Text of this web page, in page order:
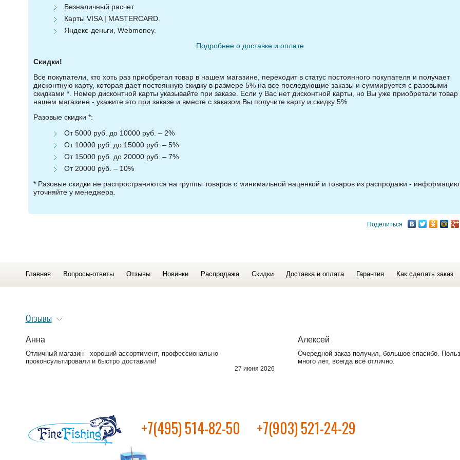
Безналичный расчет.
Карты VISA | MASTERCARD.
Яндекс-деньги, Webmoney.
Подробнее о доставке и оплате
Скидки!
Все покупатели, кто хоть раз приобретал товар в нашем магазине, переходит в статус постоянного покупателя и получает
дисконтную карту, которая дает постоянную скидку в размере 5% на все последующие заказы и суммируется с разовыми
скидками *. Номер дисконтной карты указывайте при заказе. Если у Вас нет дисконтной карты, но Вы уже приобретали товар
нашем магазине - укажите это при заказе и вместе с заказом Вы получите карту и скидку 5%.
Разовые скидки *:
От 5000 руб. до 10000 руб. – 2%
От 10000 руб. до 15000 руб. – 5%
От 15000 руб. до 20000 руб. – 7%
От 20000 руб. – 10%
* Разовые скидки не распространяются на группы товаров с минимальной наценкой и товаров из распродажи - информацию
уточняйте у менеджера.
Поделиться
Главная Вопросы-ответы Отзывы Новинки Распродажа Скидки Доставка и оплата Гарантия Как сделать заказ
Отзывы
Анна
Отличный магазин - хороший ассортимент, профессионально
проконсультировали и быстро доставили!
27 июня 2026
Алексей
Очередной заказ получил, большое спасибо.
много лет, всегда всё отлично.
+7(495) 514-82-50 +7(903) 521-24-29